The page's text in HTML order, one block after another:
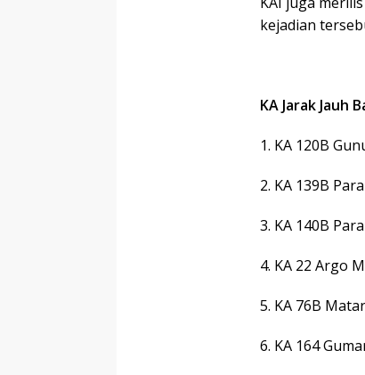
kejadian
KA Jarak Jauh
1. KA 120B
2. KA 139B
3. KA 140B
4. KA 22 Argo
5. KA 76B
6. KA 164